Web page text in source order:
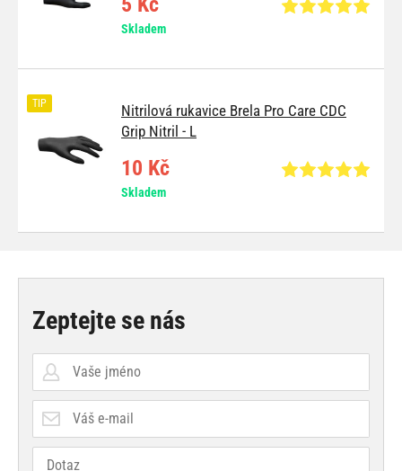
Skladem
Nitrilová rukavice Brela Pro Care CDC
Grip Nitril - L
TIP
10 Kč
Skladem
Zeptejte se nás